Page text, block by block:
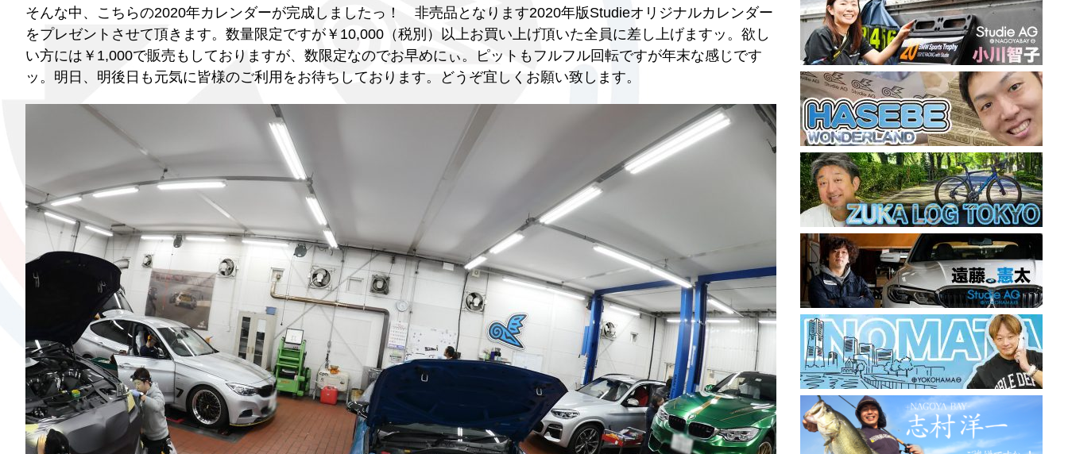
そんな中、こちらの2020年カレンダーが完成しましたっ！ 非売品となります2020年版Studieオリジナルカレンダー
をプレゼントさせて頂きます。数量限定ですが￥10,000（税別）以上お買い上げ頂いた全員に差し上げますッ。欲し
い方には￥1,000で販売もしておりますが、数限定なのでお早めにぃ。ピットもフルフル回転ですが年末な感じです
ッ。明日、明後日も元気に皆様のご利用をお待ちしております。どうぞ宜しくお願い致します。